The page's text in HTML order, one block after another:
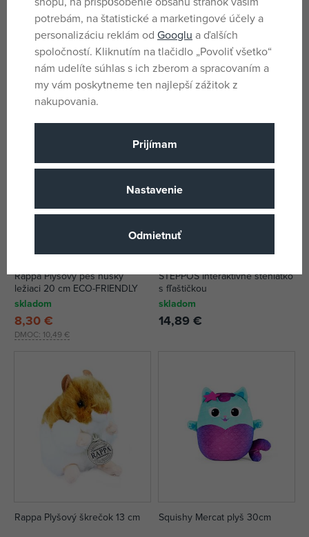
SQUISHMALLOWS Brownie
psík - Rico
skladom
13,10 €
Rappa Plyšový bígel ležiaci 20
cm ECO-FRIENDLY
skladom
DMOC:
9,92 €
Rappa Plyšový pes husky
ležiaci 20 cm ECO-FRIENDLY
skladom
DMOC: 10,49 €
8,30 €
STEPPOS Interaktívne šteniatko
s fľaštičkou
skladom
14,89 €
Rappa Plyšový škrečok 13 cm
Squishy Mercat plyš 30cm
potrebám, na štatistické a marketingové účely a
personalizáciu reklám od Googlu a ďalších
spoločností. Kliknutím na tlačidlo „Povoliť všetko“
nám udelíte súhlas s ich zberom a spracovaním a
my vám poskytneme ten najlepší zážitok z
nakupovania.
Prijímam
Nastavenie
Odmietnuť